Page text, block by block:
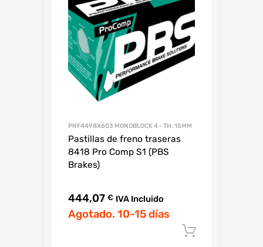
PNF4498X603 MONOBLOCK 4 - TH. 15MM
Pastillas de freno traseras
8418 Pro Comp S1 (PBS
Brakes)
444,07 € IVA Incluido
Agotado. 10-15 días